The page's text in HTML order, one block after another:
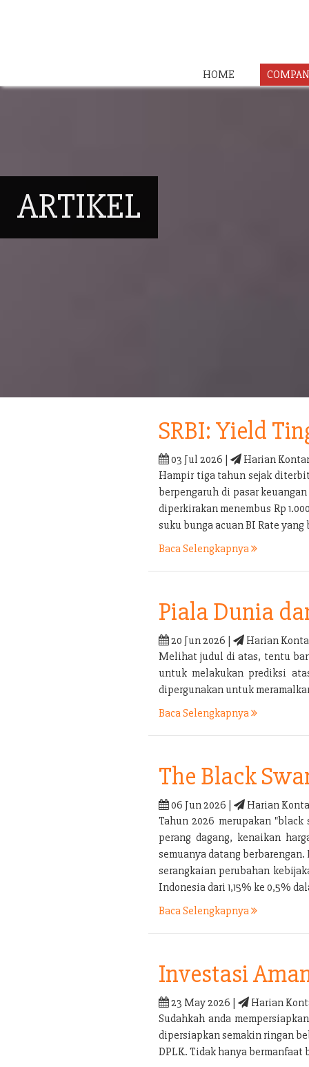
HOME
ARTIKEL
SRBI: Yield
03 Jul 2026 |
Harian
Hampir tiga tahun sejak
berpengaruh di pasar
diperkirakan menembus Rp
suku bunga acuan BI Rate yang
Baca Selengkapnya
Piala Dunia
20 Jun 2026 |
Harian
Melihat judul di atas, tentu
untuk melakukan prediksi
dipergunakan untuk
Baca Selengkapnya
The Black
06 Jun 2026 |
Harian
Tahun 2026 merupakan
perang dagang, kenaikan
semuanya datang
serangkaian perubahan
Indonesia dari 1,15% ke 0,5%
Baca Selengkapnya
Investasi
23 May 2026 |
Harian
Sudahkah anda
dipersiapkan semakin ringan
DPLK. Tidak hanya